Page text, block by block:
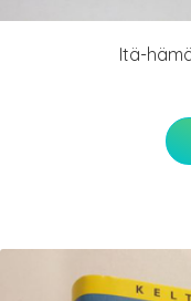
Itä-